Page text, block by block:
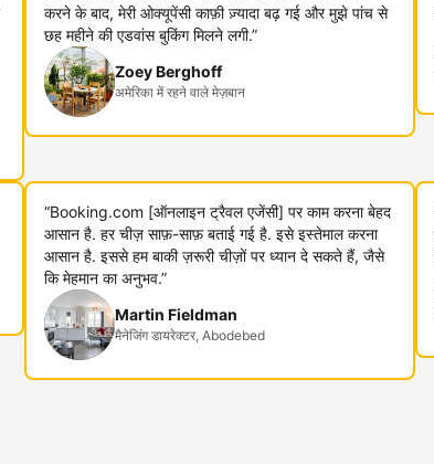
करने के बाद, मेरी ओक्यूपेंसी काफ़ी ज़्यादा बढ़ गई और मुझे पांच से
छह महीने की एडवांस बुकिंग मिलने लगी.”
Zoey Berghoff
अमेरिका में रहने वाले मेज़बान
“Booking.com [ऑनलाइन ट्रैवल एजेंसी] पर काम करना बेहद
आसान है. हर चीज़ साफ़-साफ़ बताई गई है. इसे इस्तेमाल करना
आसान है. इससे हम बाकी ज़रूरी चीज़ों पर ध्यान दे सकते हैं, जैसे
कि मेहमान का अनुभव.”
Martin Fieldman
मैनेजिंग डायरेक्टर, Abodebed